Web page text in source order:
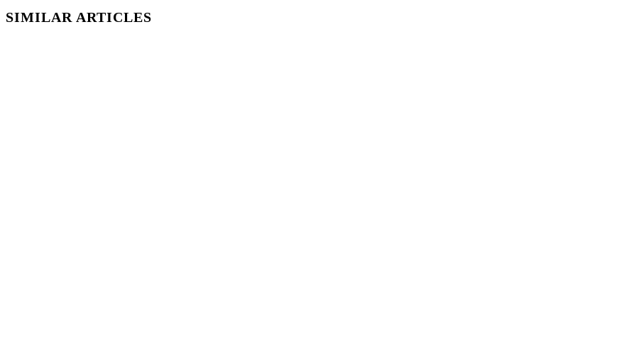
SIMILAR ARTICLES